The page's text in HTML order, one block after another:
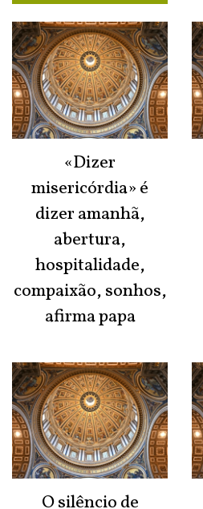
«Dizer
misericórdia» é
dizer amanhã,
abertura,
hospitalidade,
compaixão, sonhos,
afirma papa
O silêncio de